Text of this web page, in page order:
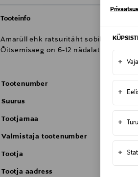
+
+
+
+
Tooteinfo
Amarüll ehk ratsuritäht sobib hästi
Õitsemisaeg on 6-12 nädalat pärast
Tootenumber
Suurus
Tootjamaa
Valmistaja tootenumber
Tootja
Tootja aadress